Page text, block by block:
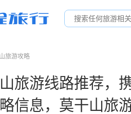
旅游攻略
旅游线路推荐，
信息， 莫干山旅